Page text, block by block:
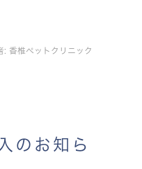
: 香椎ペットクリニック
のお知ら